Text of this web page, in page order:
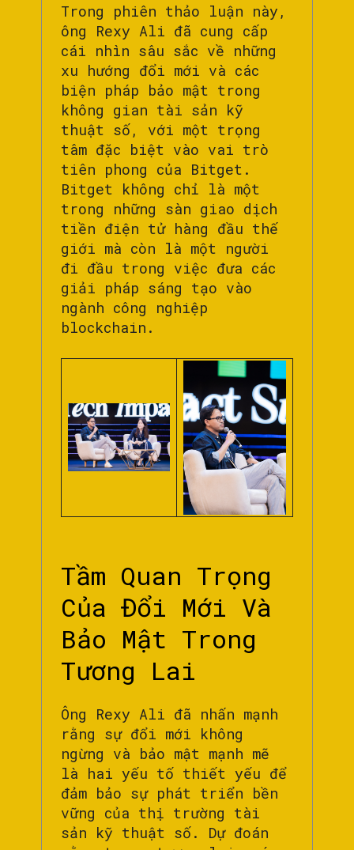
Trong phiên thảo luận này,
ông Rexy Ali đã cung cấp
cái nhìn sâu sắc về những
xu hướng đổi mới và các
biện pháp bảo mật trong
không gian tài sản kỹ
thuật số, với một trọng
tâm đặc biệt vào vai trò
tiên phong của Bitget.
Bitget không chỉ là một
trong những sàn giao dịch
tiền điện tử hàng đầu thế
giới mà còn là một người
đi đầu trong việc đưa các
giải pháp sáng tạo vào
ngành công nghiệp
blockchain.
Tầm Quan Trọng
Của Đổi Mới Và
Bảo Mật Trong
Tương Lai
Ông Rexy Ali đã nhấn mạnh
rằng sự đổi mới không
ngừng và bảo mật mạnh mẽ
là hai yếu tố thiết yếu để
đảm bảo sự phát triển bền
vững của thị trường tài
sản kỹ thuật số. Dự đoán